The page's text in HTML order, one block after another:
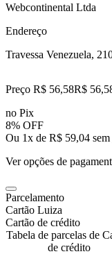
Webcontinental Ltda
Endereço
Travessa Venezuela,
Preço R$ 56,58R$ 56,
no Pix
8% OFF
Ou 1x de R$ 59,04
Ver opções de
Parcelamento
Cartão Luiza
Cartão de crédito
Tabela de parcelas de
de crédito